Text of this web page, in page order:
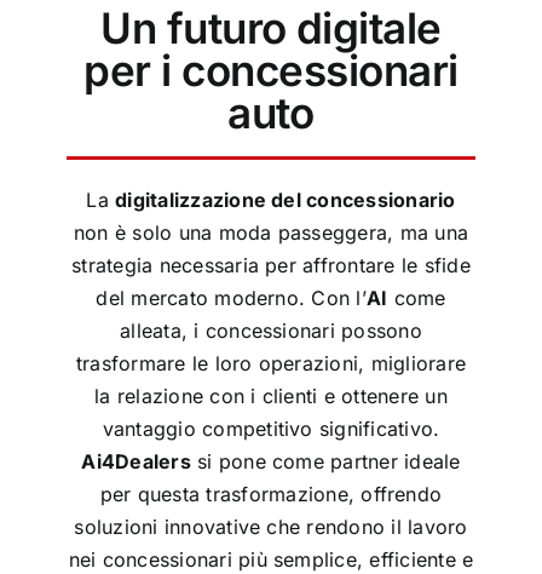
Un futuro digitale
per i concessionari
auto
Ladigitalizzazione del concessionario
non è solo una moda passeggera, ma una
strategia necessaria per affrontare le sfide
del mercato moderno. Con l’AI come
alleata, i concessionari possono
trasformare le loro operazioni, migliorare
la relazione con i clienti e ottenere un
vantaggio competitivo significativo.
Ai4Dealerssi pone come partner ideale
per questa trasformazione, offrendo
soluzioni innovative che rendono il lavoro
nei concessionari più semplice, efficiente e